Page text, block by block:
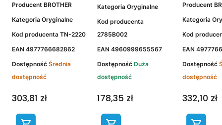
Producent BROTHER
Kategoria Oryginalne
Kod producenta TN-2220
EAN 4977766682862
Dostępność Średnia
dostępność
303,81 zł
Kategoria Oryginalne
Kod producenta
2785B002
EAN 4960999655567
Dostępność Duża
dostępność
178,35 zł
Producent
Kategoria
Kod
EAN
Dostępność
dostępność
332,10 zł